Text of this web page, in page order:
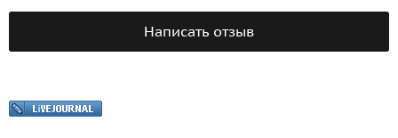
Написать отзыв